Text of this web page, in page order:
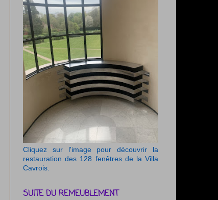
Cliquez sur l'image pour découvrir la
restauration des 128 fenêtres de la Villa
Cavrois.
SUITE DU REMEUBLEMENT